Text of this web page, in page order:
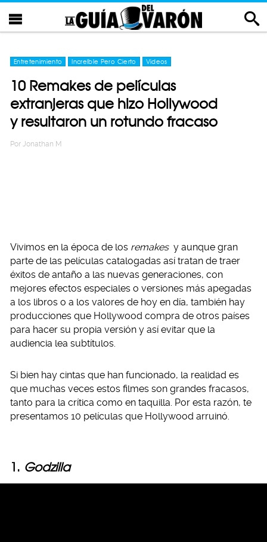
Entretenimiento Increíble Pero Cierto Videos
10 Remakes de películas
extranjeras que hizo Hollywood
y resultaron un rotundo fracaso
Por Jonathan M
Vivimos en la época de los remakes y aunque gran
parte de las películas catalogadas así tratan de traer
éxitos de antaño a las nuevas generaciones, con
mejores efectos especiales o versiones más apegadas
a los libros o a los valores de hoy en día, también hay
producciones que Hollywood compra de otros países
para hacer su propia versión y así evitar que la
audiencia lea subtítulos.
Si bien hay cintas que han funcionado, la realidad es
que muchas veces estos filmes son grandes fracasos,
tanto para la crítica como en taquilla. Por esta razón, te
presentamos 10 películas que Hollywood arruinó.
1. Godzilla